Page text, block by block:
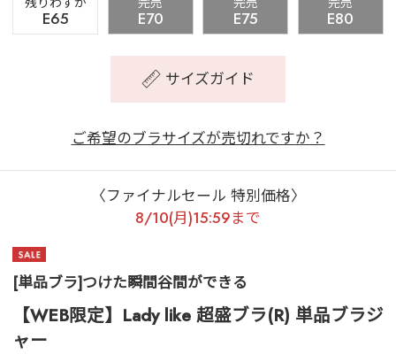
E65 E70 E75 E80
サイズガイド
ご希望のブラサイズが売切れですか？
〈ファイナルセール 特別価格〉
8/10(月)15:59まで
[単品ブラ]つけた瞬間谷間ができる
【WEB限定】Lady like 超盛ブラ(R) 単品ブラジ
ャー